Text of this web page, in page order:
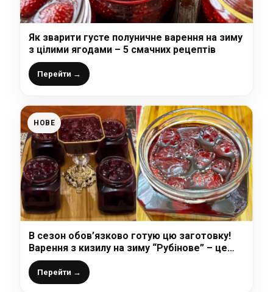
Як зварити густе полуничне варення на зиму
з цілими ягодами – 5 смачних рецептів
Перейти →
НОВЕ
В сезон обов’язково готую цю заготовку!
Варення з кизилу на зиму “Рубінове” – це
дуже смачно!
Перейти →